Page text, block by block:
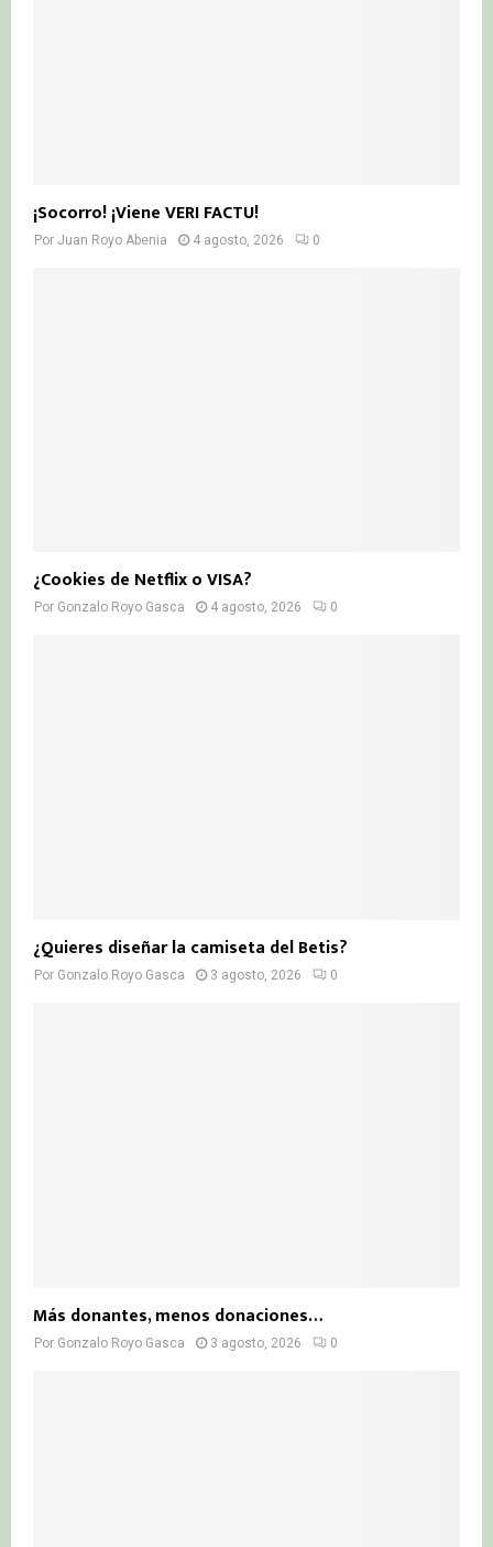
¡Socorro! ¡Viene VERI FACTU!
Por Juan Royo Abenia 4 agosto, 2026 0
¿Cookies de Netflix o VISA?
Por Gonzalo Royo Gasca 4 agosto, 2026 0
¿Quieres diseñar la camiseta del Betis?
Por Gonzalo Royo Gasca 3 agosto, 2026 0
Más donantes, menos donaciones…
Por Gonzalo Royo Gasca 3 agosto, 2026 0